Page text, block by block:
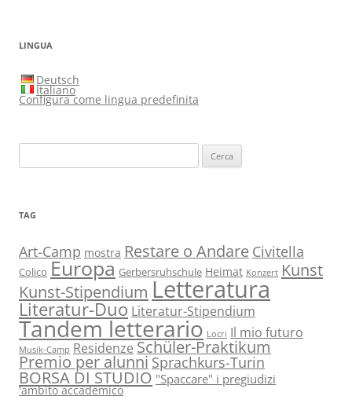
LINGUA
Deutsch
Italiano
Configura come lingua predefinita
per:
TAG
Art-Camp mostra Restare o Andare Civitella
Colico Europa Gerbersruhschule Heimat Konzert Kunst
Kunst-Stipendium Letteratura
Literatur-Duo Literatur-Stipendium
Tandem letterario Locri Il mio futuro
Musik-Camp Residenze Schüler-Praktikum
Premio per alunni Sprachkurs-Turin
BORSA DI STUDIO "Spaccare" i pregiudizi
'ambito accademico